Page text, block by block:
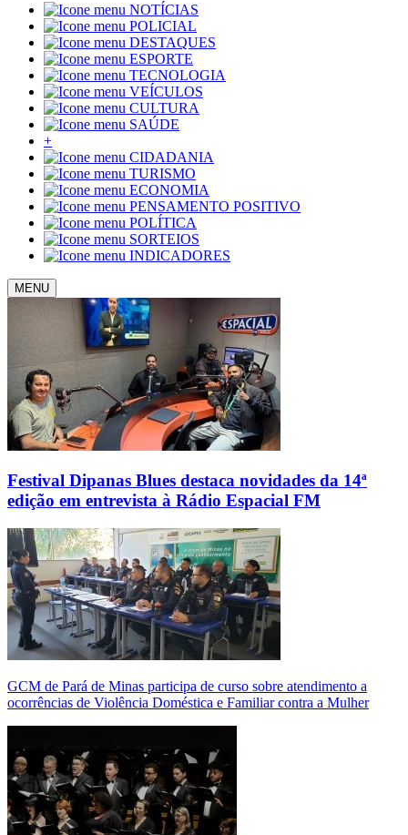
NOTÍCIAS
POLICIAL
DESTAQUES
ESPORTE
TECNOLOGIA
VEÍCULOS
CULTURA
SAÚDE
+
CIDADANIA
TURISMO
ECONOMIA
PENSAMENTO POSITIVO
POLÍTICA
SORTEIOS
INDICADORES
MENU
Festival Dipanas Blues destaca novidades da 14ª
edição em entrevista à Rádio Espacial FM
GCM de Pará de Minas participa de curso sobre atendimento a
ocorrências de Violência Doméstica e Familiar contra a Mulher